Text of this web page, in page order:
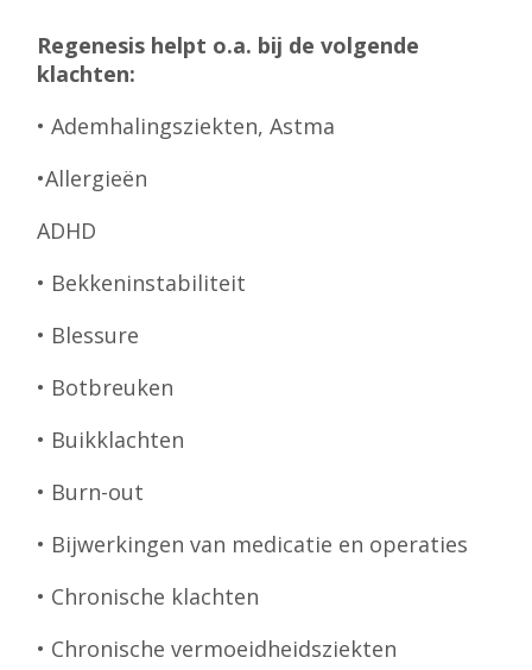
Regenesis helpt o.a. bij de volgende
klachten:
• Ademhalingsziekten, Astma
•Allergieën
ADHD
• Bekkeninstabiliteit
• Blessure
• Botbreuken
• Buikklachten
• Burn-out
• Bijwerkingen van medicatie en operaties
• Chronische klachten
• Chronische vermoeidheidsziekten